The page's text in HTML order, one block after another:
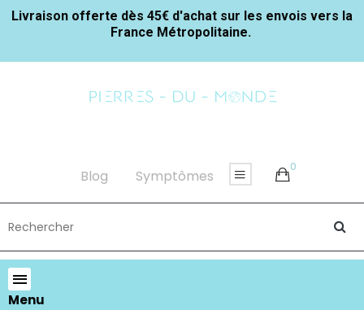
Livraison offerte dès 45€ d'achat sur les envois vers la
France Métropolitaine.
Blog Symptômes
0
Menu